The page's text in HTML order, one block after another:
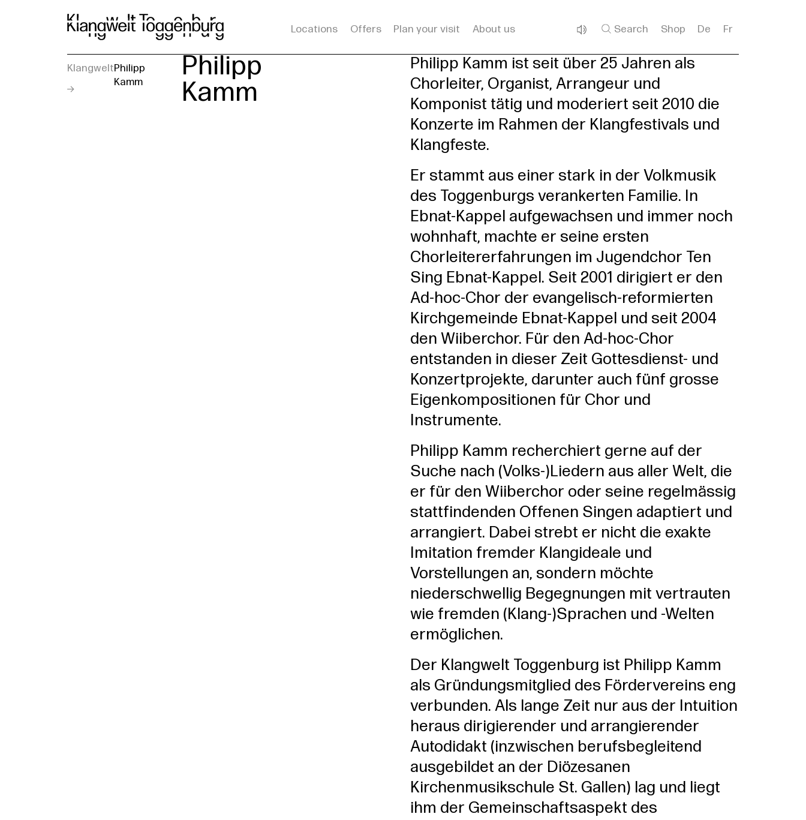
Locations Offers Plan your visit About us Search Shop De Fr
KlangweltPhilipp
Kamm
Philipp
Kamm
Philipp Kamm ist seit über 25 Jahren als
Chorleiter, Organist, Arrangeur und
Komponist tätig und moderiert seit 2010 die
Konzerte im Rahmen der Klangfestivals und
Klangfeste.
Er stammt aus einer stark in der Volkmusik
des Toggenburgs verankerten Familie. In
Ebnat-Kappel aufgewachsen und immer noch
wohnhaft, machte er seine ersten
Chorleitererfahrungen im Jugendchor Ten
Sing Ebnat-Kappel. Seit 2001 dirigiert er den
Ad-hoc-Chor der evangelisch-reformierten
Kirchgemeinde Ebnat-Kappel und seit 2004
den Wiiberchor. Für den Ad-hoc-Chor
entstanden in dieser Zeit Gottesdienst- und
Konzertprojekte, darunter auch fünf grosse
Eigenkompositionen für Chor und
Instrumente.
Philipp Kamm recherchiert gerne auf der
Suche nach (Volks-)Liedern aus aller Welt, die
er für den Wiiberchor oder seine regelmässig
stattfindenden Offenen Singen adaptiert und
arrangiert. Dabei strebt er nicht die exakte
Imitation fremder Klangideale und
Vorstellungen an, sondern möchte
niederschwellig Begegnungen mit vertrauten
wie fremden (Klang-)Sprachen und -Welten
ermöglichen.
Der Klangwelt Toggenburg ist Philipp Kamm
als Gründungsmitglied des Fördervereins eng
verbunden. Als lange Zeit nur aus der Intuition
heraus dirigierender und arrangierender
Autodidakt (inzwischen berufsbegleitend
ausgebildet an der Diözesanen
Kirchenmusikschule St. Gallen) lag und liegt
ihm der Gemeinschaftsaspekt des